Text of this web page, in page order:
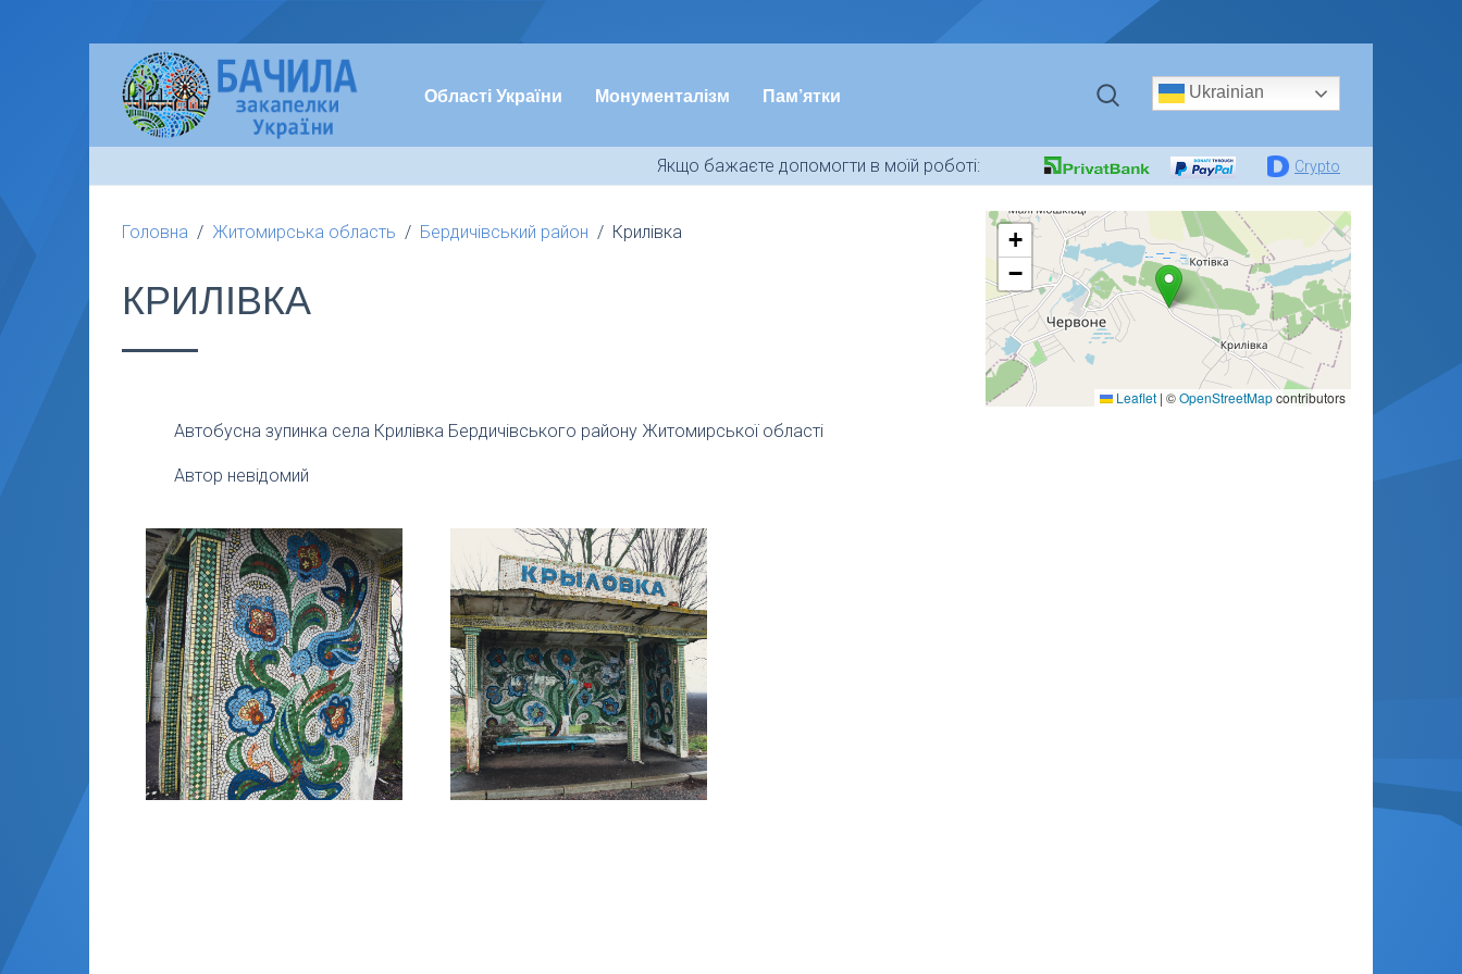
Області України Монументалізм Пам’ятки Ukrainian
Якщо бажаєте допомогти в моїй роботі: Crypto
Головна Житомирська область Бердичівський район Крилівка
КРИЛІВКА
+
−
Leaflet | ©OpenStreetMapcontributors
Автобусна зупинка села Крилівка Бердичівського району Житомирської області
Автор невідомий